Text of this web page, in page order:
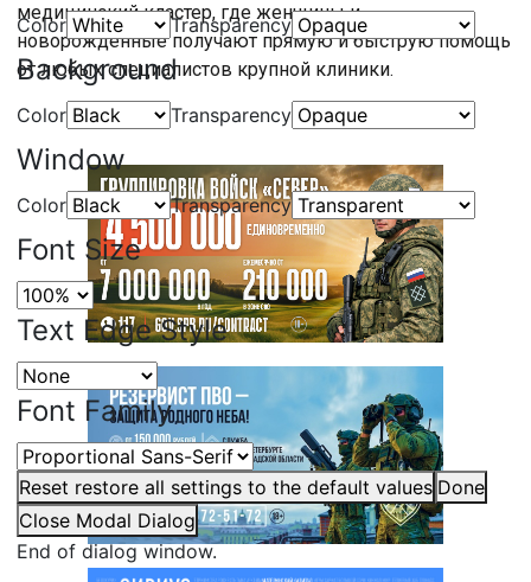
Color Transparency
Background
Color Transparency
Window
Color Transparency
Font Size
Text Edge Style
Font Family
Reset restore all settings to the default values Done
Close Modal Dialog
End of dialog window.
медицинский кластер, где женщины и
новорожденные получают прямую и быструю помощь
от любых специалистов крупной клиники.